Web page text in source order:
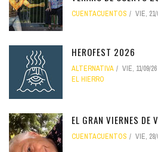
CUENTACUENTOS VIE, 21/
HEROFEST 2026
ALTERNATIVA VIE, 11/09/26
EL HIERRO
EL GRAN VIERNES DE
CUENTACUENTOS VIE, 28/